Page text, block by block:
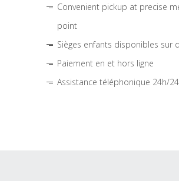
Convenient pickup at precise
point
Sièges enfants disponibles sur
Paiement en et hors ligne
Assistance téléphonique 24h/